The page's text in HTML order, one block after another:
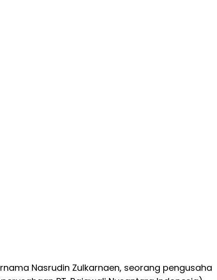
Nasrudin Zulkarnaen, seorang pengusaha